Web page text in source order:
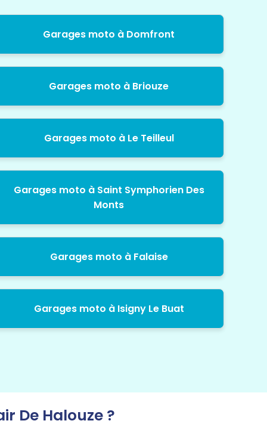
Garages moto à Domfront
Garages moto à Briouze
Garages moto à Le Teilleul
Garages moto à Saint Symphorien Des
Monts
Garages moto à Falaise
Garages moto à Isigny Le Buat
De Halouze ?